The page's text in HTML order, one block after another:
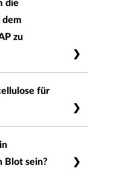
einen hohen
Sie BSA.
die
zu
®
einen hohen
für
bedenken Sie,
zu
Blot sein?